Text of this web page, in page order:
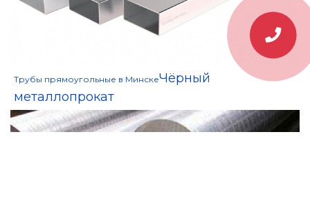
Трубы прямоугольные в МинскеЧёрный
металлопрокат